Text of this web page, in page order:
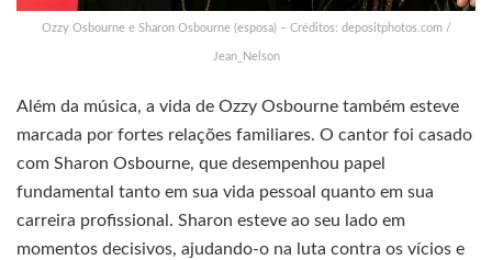
Ozzy Osbourne e Sharon Osbourne (esposa) – Créditos: depositphotos.com /
Jean_Nelson
Além da música, a vida de Ozzy Osbourne também esteve
marcada por fortes relações familiares. O cantor foi casado
com Sharon Osbourne, que desempenhou papel
fundamental tanto em sua vida pessoal quanto em sua
carreira profissional. Sharon esteve ao seu lado em
momentos decisivos, ajudando-o na luta contra os vícios e